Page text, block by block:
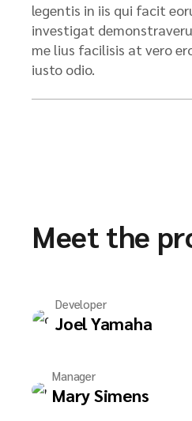
legentis in iis qui facit
investigat
me lius facilisis at vero
iusto odio.
Meet the
Developer
Joel Yamaha
Manager
Mary Simens